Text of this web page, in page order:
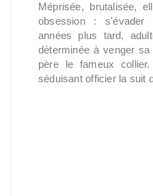
Méprisée, brutalisée,
obsession :
années plus tard,
déterminée à venger
père le fameux
séduisant officier la suit